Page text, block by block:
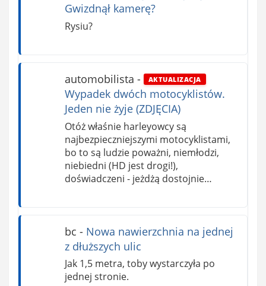
Gwizdnął kamerę?
Rysiu?
automobilista - AKTUALIZACJA
Wypadek dwóch motocyklistów.
Jeden nie żyje (ZDJĘCIA)
Otóż właśnie harleyowcy są
najbezpieczniejszymi motocyklistami,
bo to są ludzie poważni, niemłodzi,
niebiedni (HD jest drogi!),
doświadczeni - jeżdżą dostojnie…
bc - Nowa nawierzchnia na jednej
z dłuższych ulic
Jak 1,5 metra, toby wystarczyła po
jednej stronie.